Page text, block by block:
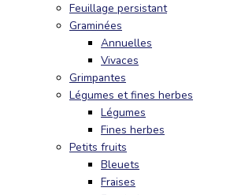
Feuillage persistant
Graminées
Annuelles
Vivaces
Grimpantes
Légumes et fines herbes
Légumes
Fines herbes
Petits fruits
Bleuets
Fraises